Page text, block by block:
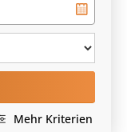
Mehr Kriterien